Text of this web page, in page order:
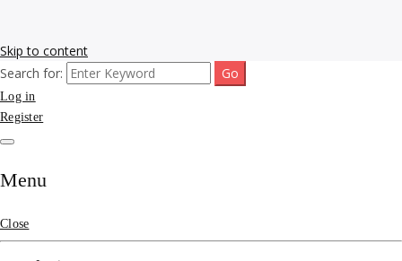
Skip to content
รับจ้างโพสขายบ้าน ติดAI
Search รับทำSEOรายเดือน
ติดหน้า1google ราคาถูก
มาก SEOขายของ บ้าน
รับโพสต์เว็บขายบ้าน อสังหา ทำSEOรายเดือนราคาถูก เน้นติดAI โพสต์
ประกาศบ้านที่ดินฟรี SEOขายบ้าน รับจ้างโพสต์บ้านที่ดินติดหน้า1goolge
ราคาถูกที่สุด ฟรีลงประกาศอสังหา รับทำSEOขายสินค้า
Search for:
Log in
Register
Menu
Close